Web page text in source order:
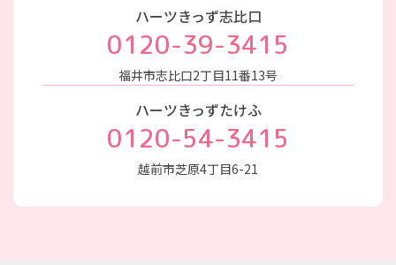
ハーツきっず志比口
0120-39-3415
福井市志比口2丁目11番13号
ハーツきっずたけふ
0120-54-3415
越前市芝原4丁目6-21